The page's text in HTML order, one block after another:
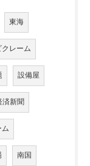
東海
クレーム
設備屋
済新聞
ム
南国